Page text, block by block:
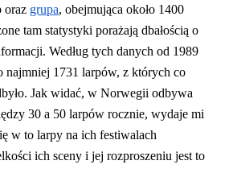
oraz grupa, obejmująca około 1400
tam statystyki porażają dbałością o
Według tych danych od 1989
najmniej 1731 larpów, z których co
Jak widać, w Norwegii odbywa
30 a 50 larpów rocznie, wydaje mi
w to larpy na ich festiwalach
ich sceny i jej rozproszeniu jest to